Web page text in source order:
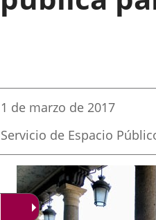
Fecha
la
noticia
1 de marzo de 2017
Fuente
la
noticia
Servicio de Espacio